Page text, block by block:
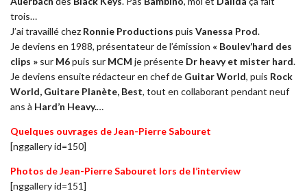
trois…
J’ai travaillé chez Ronnie Productions puis Vanessa Prod.
Je deviens en 1988, présentateur de l’émission « Boulev’hard des
clips » sur M6puis sur MCM je présente Dr heavy et mister hard.
Je deviens ensuite rédacteur en chef de Guitar World, puis Rock
World, Guitare Planète, Best, tout en collaborant pendant neuf
ans à Hard’n Heavy.…
Quelques ouvrages de Jean-Pierre Sabouret
[nggallery id=150]
Photos de Jean-Pierre Sabouret lors de l’interview
[nggallery id=151]